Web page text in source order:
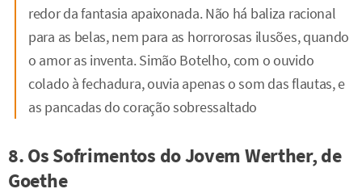
redor da fantasia apaixonada. Não há baliza racional
para as belas, nem para as horrorosas ilusões, quando
o amor as inventa. Simão Botelho, com o ouvido
colado à fechadura, ouvia apenas o som das flautas, e
as pancadas do coração sobressaltado
8. Os Sofrimentos do Jovem Werther, de
Goethe